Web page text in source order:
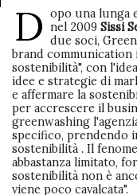
D opo una lunga
nel 2009 Sissi
due soci,
brand communication
sostenibilità", con
idee e strategie di
e affermare la
per accrescere il
greenwashing
specifico, prendendo
sostenibilità . Il
abbastanza limitato,
sostenibilità non è
viene poco cavalcata".